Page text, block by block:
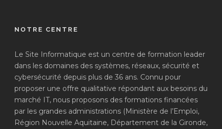
NOTRE CENTRE
Le Site Informatique est un centre de formation leader
dans les domaines des systèmes, réseaux, sécurité et
cybersécurité depuis plus de 36 ans. Connu pour
proposer une offre qualitative répondant aux besoins du
marché IT, nous proposons des formations financées
par les grandes administrations (Ministère de l’Emploi,
Région Nouvelle Aquitaine, Département de la Gironde,